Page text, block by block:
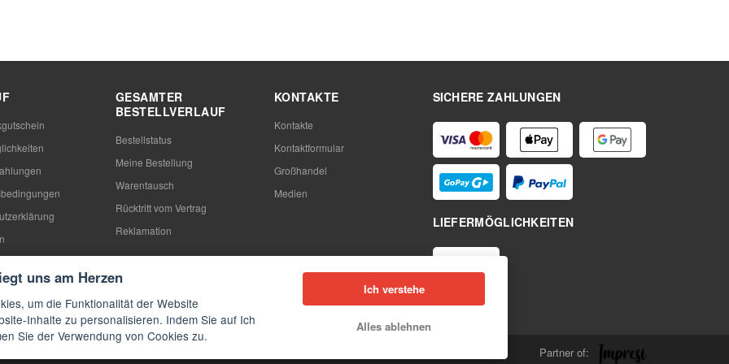
SICHERE ZAHLUNGEN
LIEFERMÖGLICHKEITEN
GESAMTER
BESTELLVERLAUF
Bestellstatus
Meine Bestellung
Warentausch
Rücktritt vom Vertrag
Reklamation
KONTAKTE
Kontakte
Kontaktformular
Großhandel
Medien
Partner of:
uns am Herzen
um die Funktionalität der Website
Inhalte zu personalisieren. Indem Sie auf Ich
Sie der Verwendung von Cookies zu.
Ich verstehe
Alles ablehnen